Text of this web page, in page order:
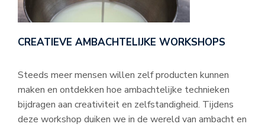
CREATIEVE AMBACHTELIJKE WORKSHOPS
Steeds meer mensen willen zelf producten kunnen
maken en ontdekken hoe ambachtelijke technieken
bijdragen aan creativiteit en zelfstandigheid. Tijdens
deze workshop duiken we in de wereld van ambacht en